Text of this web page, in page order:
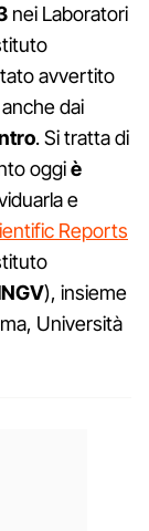
nei Laboratori
avvertito
dai
. Si tratta di
oggiè
e
Reports
), insieme
Università